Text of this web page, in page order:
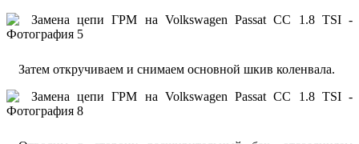
Затем откручиваем и снимаем основной шкив коленвала.